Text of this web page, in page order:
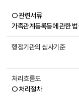
○ 관련서류
가족관계등록등에 관한
행정기관의 심사기준
처리흐름도
○ 처리절차